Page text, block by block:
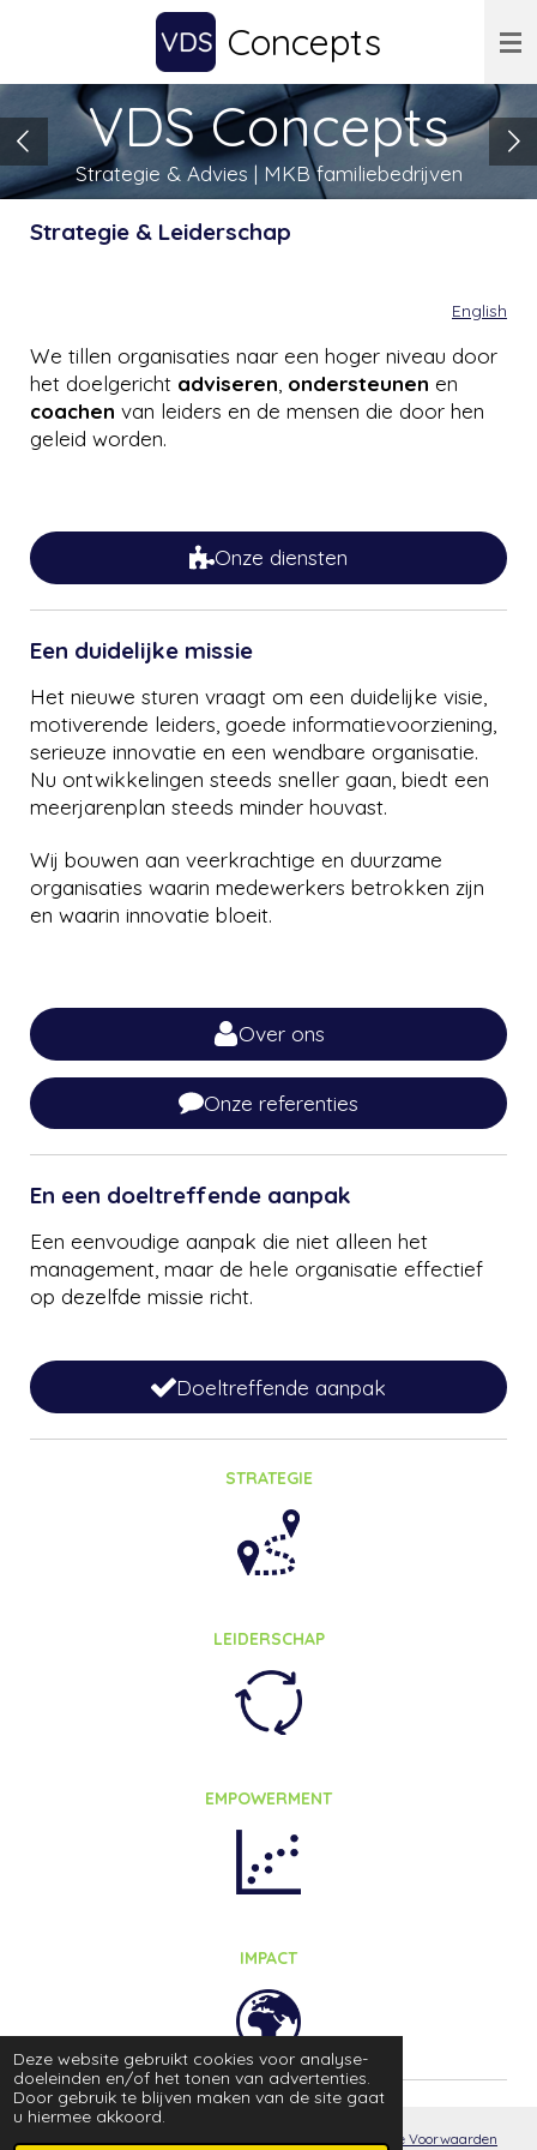
Deze website gebruikt cookies voor analyse-
doeleinden en/of het tonen van advertenties.
Door gebruik te blijven maken van de site gaat
u hiermee akkoord.
hoofdinhoud
Concepts
VDS Concepts
Strategie & Advies | MKB familiebedrijven
Strategie & Leiderschap
English
We tillen organisaties naar een hoger niveau door
het doelgericht adviseren ondersteunen en
coachen van leiders en de mensen die door hen
geleid worden.
Onze diensten
Een duidelijke missie
Het nieuwe sturen vraagt om een duidelijke visie,
motiverende leiders, goede informatievoorziening,
serieuze innovatie en een wendbare organisatie.
Nu ontwikkelingen steeds sneller gaan, biedt een
meerjarenplan steeds minder houvast.
Wij bouwen aan veerkrachtige en duurzame
organisaties waarin medewerkers betrokken zijn
en waarin innovatie bloeit.
Over ons
Onze referenties
En een doeltreffende aanpak
Een eenvoudige aanpak die niet alleen het
management, maar de hele organisatie effectief
op dezelfde missie richt.
Doeltreffende aanpak
STRATEGIE
LEIDERSCHAP
EMPOWERMENT
IMPACT
© 2026|VDS Concepts B.V. | KVK 99618184|Algemene Voorwaarden